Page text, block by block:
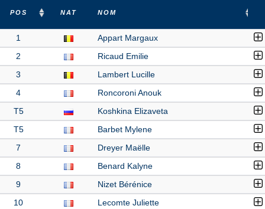
POS NAT NOM
1 Appart Margaux
2 Ricaud Emilie
3 Lambert Lucille
4 Roncoroni Anouk
T5 Koshkina Elizaveta
T5 Barbet Mylene
7 Dreyer Maëlle
8 Benard Kalyne
9 Nizet Bérénice
10 Lecomte Juliette